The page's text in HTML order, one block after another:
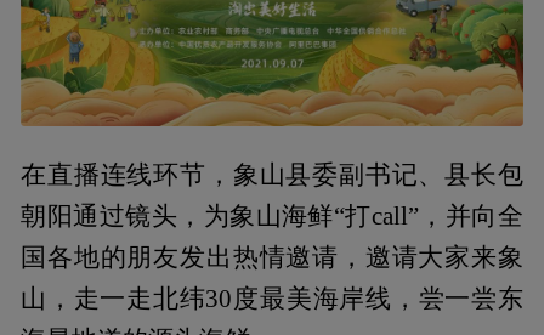
在直播连线环节，象山县委副书记、县长包
朝阳通过镜头，为象山海鲜“打call”，并向全
国各地的朋友发出热情邀请，邀请大家来象
山，走一走北纬30度最美海岸线，尝一尝东